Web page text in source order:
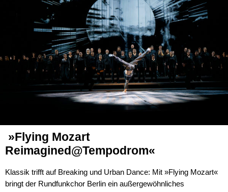
»Flying Mozart
Reimagined@Tempodrom«
Klassik trifft auf Breaking und Urban Dance: Mit »Flying Mozart«
bringt der Rundfunkchor Berlin ein außergewöhnliches